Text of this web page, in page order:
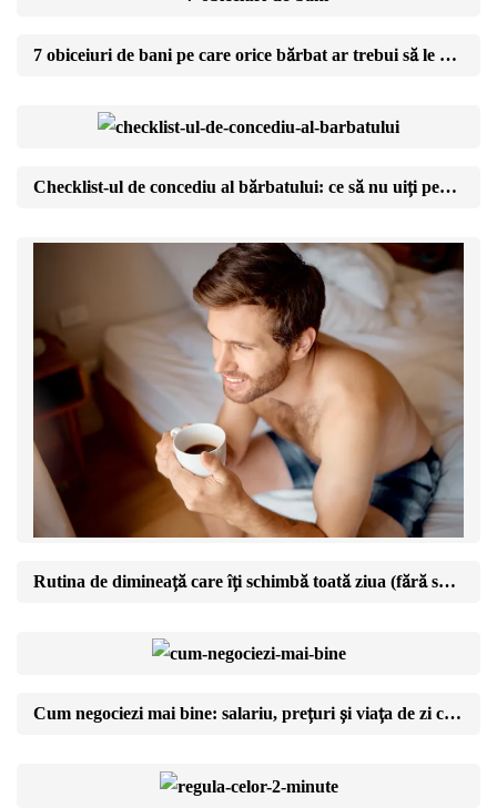
7 obiceiuri de bani pe care orice bărbat ar trebui să le aibă până la 40 de ani
Checklist-ul de concediu al bărbatului: ce să nu uiți pentru o vacanță fără stres
Rutina de dimineață care îți schimbă toată ziua (fără să te trezești la 5)
Cum negociezi mai bine: salariu, prețuri și viața de zi cu zi